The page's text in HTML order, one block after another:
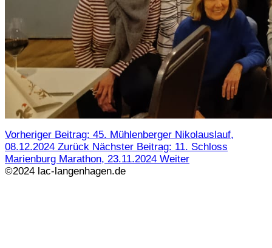
Vorheriger Beitrag: 45. Mühlenberger Nikolauslauf,
08.12.2024 Zurück Nächster Beitrag: 11. Schloss
Marienburg Marathon, 23.11.2024 Weiter
©2024 lac-langenhagen.de